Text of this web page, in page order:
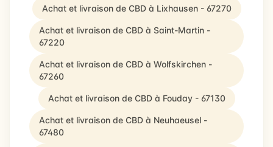
Achat et livraison de CBD à Lixhausen - 67270
Achat et livraison de CBD à Saint-Martin -
67220
Achat et livraison de CBD à Wolfskirchen -
67260
Achat et livraison de CBD à Fouday - 67130
Achat et livraison de CBD à Neuhaeusel -
67480